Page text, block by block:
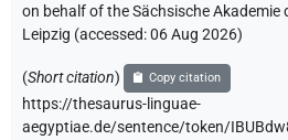
on behalf of the Sächsische Akademie
Leipzig (accessed:06 Aug 2026)
(Short citation) Copy citation
https://thesaurus-linguae-
aegyptiae.de/sentence/token/